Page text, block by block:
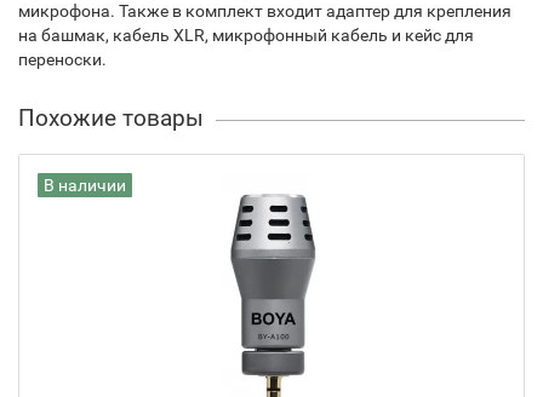
микрофона. Также в комплект входит адаптер для крепления
на башмак, кабель XLR, микрофонный кабель и кейс для
переноски.
Похожие товары
В наличии